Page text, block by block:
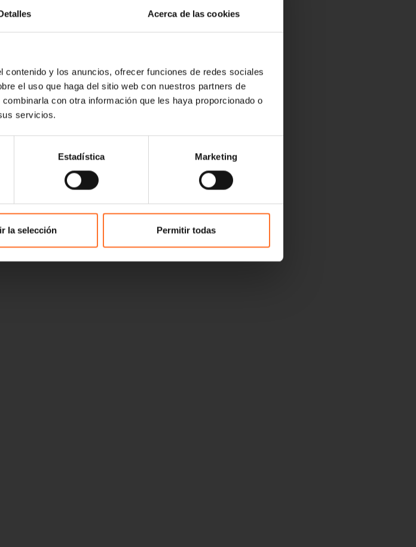
Acerca de las cookies
y los anuncios, ofrecer funciones de redes sociales
el uso que haga del sitio web con nuestros partners de
con otra información que les haya proporcionado o
servicios.
Estadística Marketing
la selección Permitir todas